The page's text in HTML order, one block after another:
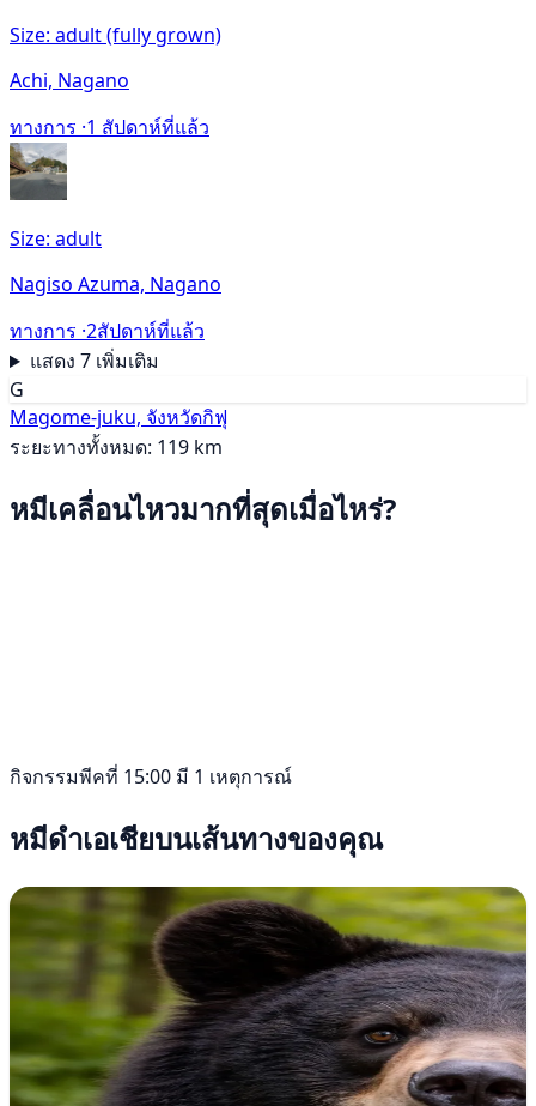
Size: adult (fully grown)
Achi, Nagano
ทางการ ·1 สัปดาห์ที่แล้ว
Size: adult
Nagiso Azuma, Nagano
ทางการ ·2สัปดาห์ที่แล้ว
แสดง 7 เพิ่มเติม
G
Magome-juku, จังหวัดกิฟุ
ระยะทางทั้งหมด: 119 km
หมีเคลื่อนไหวมากที่สุดเมื่อไหร่?
กิจกรรมพีคที่ 15:00 มี 1 เหตุการณ์
หมีดำเอเชียบนเส้นทางของคุณ